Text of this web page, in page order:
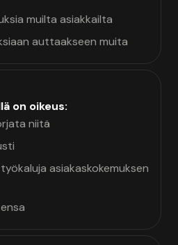
muilta asiakkailta
auttaakseen muita
on oikeus:
niitä
asiakaskokemuksen